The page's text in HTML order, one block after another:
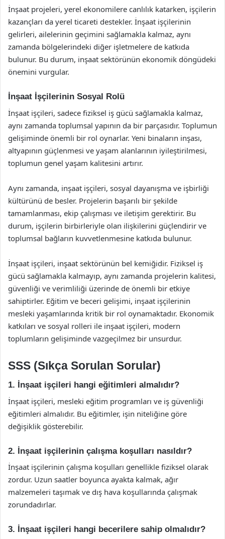
İnşaat projeleri, yerel ekonomilere canlılık katarken, işçilerin
kazançları da yerel ticareti destekler. İnşaat işçilerinin
gelirleri, ailelerinin geçimini sağlamakla kalmaz, aynı
zamanda bölgelerindeki diğer işletmelere de katkıda
bulunur. Bu durum, inşaat sektörünün ekonomik döngüdeki
önemini vurgular.
İnşaat İşçilerinin Sosyal Rolü
İnşaat işçileri, sadece fiziksel iş gücü sağlamakla kalmaz,
aynı zamanda toplumsal yapının da bir parçasıdır. Toplumun
gelişiminde önemli bir rol oynarlar. Yeni binaların inşası,
altyapının güçlenmesi ve yaşam alanlarının iyileştirilmesi,
toplumun genel yaşam kalitesini artırır.
Aynı zamanda, inşaat işçileri, sosyal dayanışma ve işbirliği
kültürünü de besler. Projelerin başarılı bir şekilde
tamamlanması, ekip çalışması ve iletişim gerektirir. Bu
durum, işçilerin birbirleriyle olan ilişkilerini güçlendirir ve
toplumsal bağların kuvvetlenmesine katkıda bulunur.
İnşaat işçileri, inşaat sektörünün bel kemiğidir. Fiziksel iş
gücü sağlamakla kalmayıp, aynı zamanda projelerin kalitesi,
güvenliği ve verimliliği üzerinde de önemli bir etkiye
sahiptirler. Eğitim ve beceri gelişimi, inşaat işçilerinin
mesleki yaşamlarında kritik bir rol oynamaktadır. Ekonomik
katkıları ve sosyal rolleri ile inşaat işçileri, modern
toplumların gelişiminde vazgeçilmez bir unsurdur.
SSS (Sıkça Sorulan Sorular)
1. İnşaat işçileri hangi eğitimleri almalıdır?
İnşaat işçileri, mesleki eğitim programları ve iş güvenliği
eğitimleri almalıdır. Bu eğitimler, işin niteliğine göre
değişiklik gösterebilir.
2. İnşaat işçilerinin çalışma koşulları nasıldır?
İnşaat işçilerinin çalışma koşulları genellikle fiziksel olarak
zordur. Uzun saatler boyunca ayakta kalmak, ağır
malzemeleri taşımak ve dış hava koşullarında çalışmak
zorundadırlar.
3. İnşaat işçileri hangi becerilere sahip olmalıdır?